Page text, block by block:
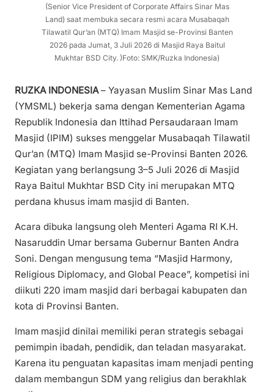
(Senior Vice President of Corporate Affairs Sinar Mas
Land) saat membuka secara resmi acara Musabaqah
Tilawatil Qur’an (MTQ) Imam Masjid se-Provinsi Banten
2026 pada Jumat, 3 Juli 2026 di Masjid Raya Baitul
Mukhtar BSD City. )Foto: SMK/Ruzka Indonesia)
RUZKA INDONESIA– Yayasan Muslim Sinar Mas Land
(YMSML) bekerja sama dengan Kementerian Agama
Republik Indonesia dan Ittihad Persaudaraan Imam
Masjid (IPIM) sukses menggelar Musabaqah Tilawatil
Qur’an (MTQ) Imam Masjid se-Provinsi Banten 2026.
Kegiatan yang berlangsung 3–5 Juli 2026 di Masjid
Raya Baitul Mukhtar BSD City ini merupakan MTQ
perdana khusus imam masjid di Banten.
Acara dibuka langsung oleh Menteri Agama RI K.H.
Nasaruddin Umar bersama Gubernur Banten Andra
Soni. Dengan mengusung tema “Masjid Harmony,
Religious Diplomacy, and Global Peace”, kompetisi ini
diikuti 220 imam masjid dari berbagai kabupaten dan
kota di Provinsi Banten.
Imam masjid dinilai memiliki peran strategis sebagai
pemimpin ibadah, pendidik, dan teladan masyarakat.
Karena itu penguatan kapasitas imam menjadi penting
dalam membangun SDM yang religius dan berakhlak